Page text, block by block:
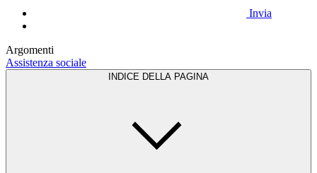
Invia
Argomenti
Assistenza sociale
INDICE DELLA PAGINA